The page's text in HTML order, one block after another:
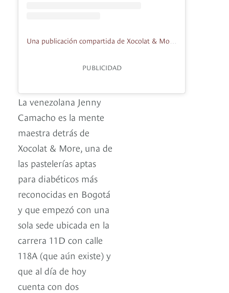
PUBLICIDAD
La venezolana Jenny
Camacho es la mente
maestra detrás de
Xocolat & More, una de
las pastelerías aptas
para diabéticos más
reconocidas en Bogotá
y que empezó con una
sola sede ubicada en la
carrera 11D con calle
118A (que aún existe) y
que al día de hoy
cuenta con dos